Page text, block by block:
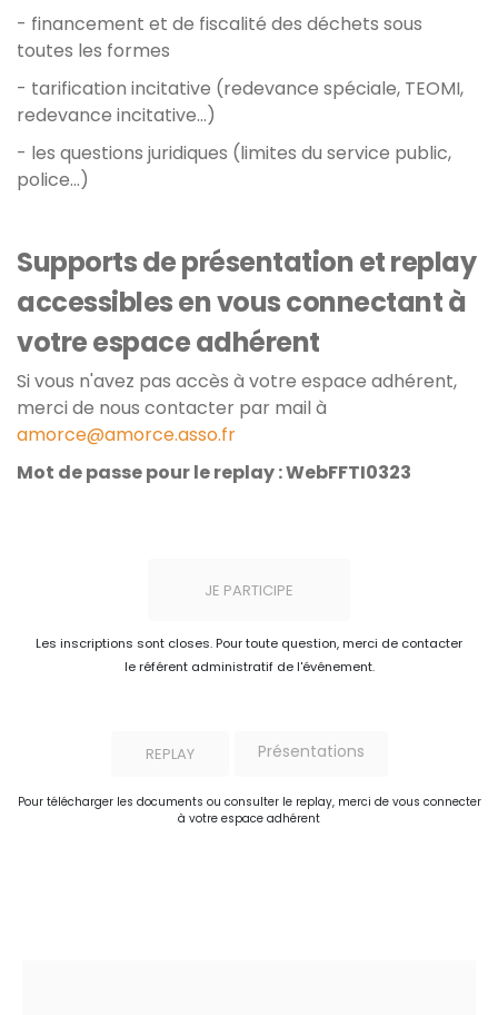
- financement et de fiscalité des déchets sous
toutes les formes
- tarification incitative (redevance spéciale, TEOMI,
redevance incitative...)
- les questions juridiques (limites du service public,
police...)
Supports de présentation et replay
accessibles en vous connectant à
votre espace adhérent
Si vous n'avez pas accès à votre espace adhérent,
merci de nous contacter par mail à
amorce@amorce.asso.fr
Mot de passe pour le replay : WebFFTI0323
JE PARTICIPE
Les inscriptions sont closes. Pour toute question, merci de contacter
le référent administratif de l'événement.
REPLAY Présentations
Pour télécharger les documents ou consulter le replay, merci de vous connecter
à votre espace adhérent